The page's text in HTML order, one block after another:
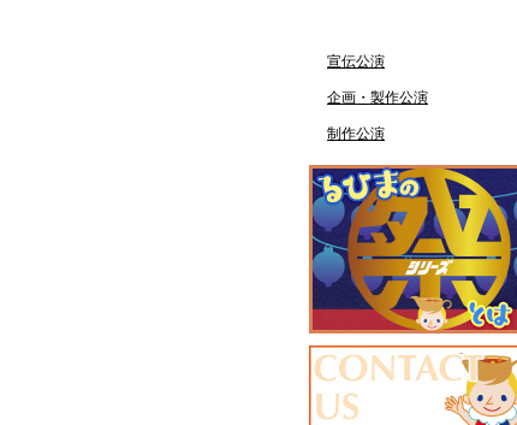
宣伝公演
企画・製作公演
制作公演